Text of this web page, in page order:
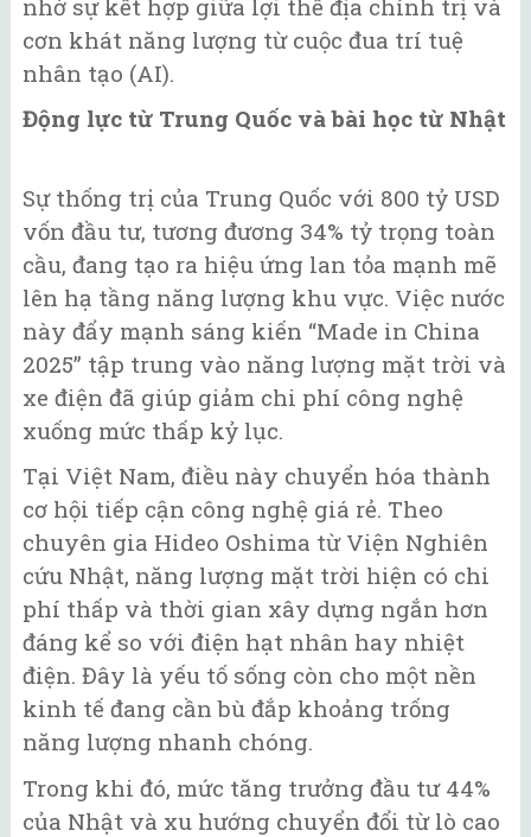
nhờ sự kết hợp giữa lợi thế địa chính trị và
cơn khát năng lượng từ cuộc đua trí tuệ
nhân tạo (AI).
Động lực từ Trung Quốc và bài học từ Nhật
Sự thống trị của Trung Quốc với 800 tỷ USD
vốn đầu tư, tương đương 34% tỷ trọng toàn
cầu, đang tạo ra hiệu ứng lan tỏa mạnh mẽ
lên hạ tầng năng lượng khu vực. Việc nước
này đẩy mạnh sáng kiến “Made in China
2025” tập trung vào năng lượng mặt trời và
xe điện đã giúp giảm chi phí công nghệ
xuống mức thấp kỷ lục.
Tại Việt Nam, điều này chuyển hóa thành
cơ hội tiếp cận công nghệ giá rẻ. Theo
chuyên gia Hideo Oshima từ Viện Nghiên
cứu Nhật, năng lượng mặt trời hiện có chi
phí thấp và thời gian xây dựng ngắn hơn
đáng kể so với điện hạt nhân hay nhiệt
điện. Đây là yếu tố sống còn cho một nền
kinh tế đang cần bù đắp khoảng trống
năng lượng nhanh chóng.
Trong khi đó, mức tăng trưởng đầu tư 44%
của Nhật và xu hướng chuyển đổi từ lò cao